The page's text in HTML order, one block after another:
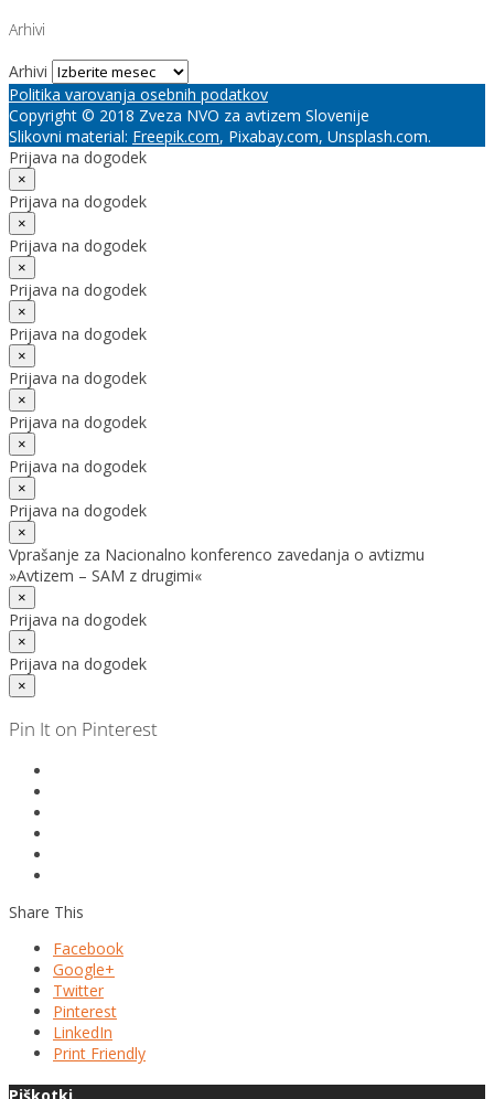
Arhivi
Arhivi
Politika varovanja osebnih podatkov
Copyright © 2018 Zveza NVO za avtizem Slovenije
Slikovni material: Freepik.com, Pixabay.com, Unsplash.com.
Prijava na dogodek
×
Prijava na dogodek
×
Prijava na dogodek
×
Prijava na dogodek
×
Prijava na dogodek
×
Prijava na dogodek
×
Prijava na dogodek
×
Prijava na dogodek
×
Prijava na dogodek
×
Vprašanje za Nacionalno konferenco zavedanja o avtizmu
»Avtizem – SAM z drugimi«
×
Prijava na dogodek
×
Prijava na dogodek
×
Pin It on Pinterest
Share This
Facebook
Google+
Twitter
Pinterest
LinkedIn
Print Friendly